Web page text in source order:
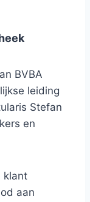
BVBA
leiding
Stefan
en
klant
aan